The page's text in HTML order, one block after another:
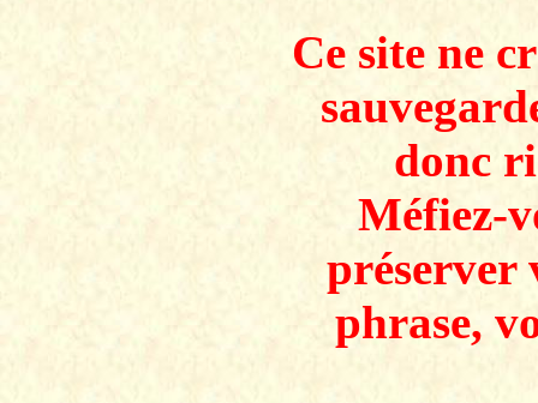
Ce site ne
donc
Méfiez-
préserver
phrase,